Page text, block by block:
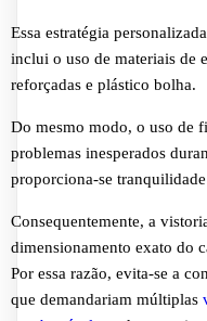
Essa estratégia
inclui o uso de materiais de
reforçadas e plástico bolha.
Do mesmo modo, o uso de
problemas inesperados
proporciona-se
Consequentemente, a
dimensionamento exato do
Por essa razão, evita-se a
que demandariam múltiplas